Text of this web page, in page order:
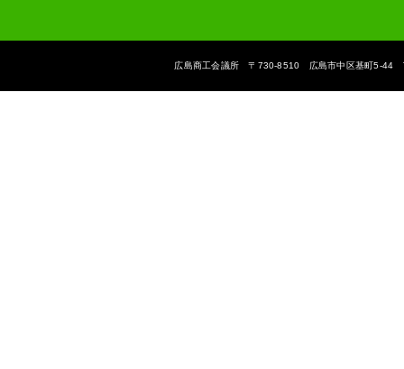
広島商工会議所 〒730-8510 広島市中区基町5-44